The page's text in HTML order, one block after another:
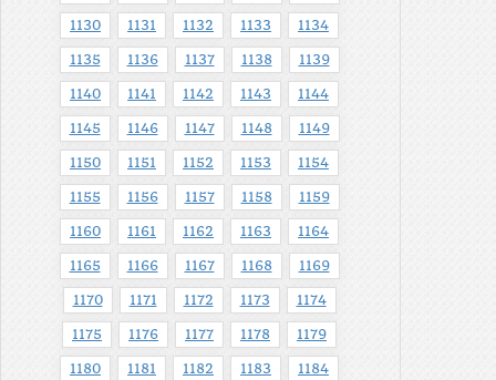
1130 1131 1132 1133 1134
1135 1136 1137 1138 1139
1140 1141 1142 1143 1144
1145 1146 1147 1148 1149
1150 1151 1152 1153 1154
1155 1156 1157 1158 1159
1160 1161 1162 1163 1164
1165 1166 1167 1168 1169
1170 1171 1172 1173 1174
1175 1176 1177 1178 1179
1180 1181 1182 1183 1184